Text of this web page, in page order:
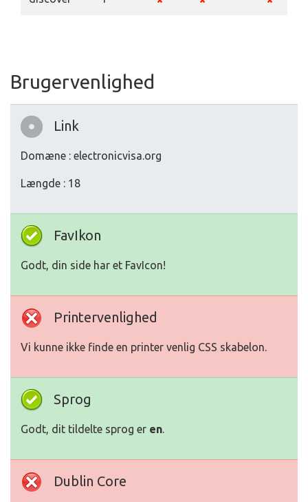
Brugervenlighed
Link
Domæne : electronicvisa.org
Længde : 18
FavIkon
Godt, din side har et FavIcon!
Printervenlighed
Vi kunne ikke finde en printer venlig CSS skabelon.
Sprog
Godt, dit tildelte sprog er en.
Dublin Core